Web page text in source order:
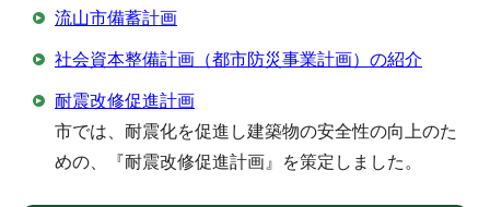
流山市備蓄計画
社会資本整備計画（都市防災事業計画）の紹介
耐震改修促進計画
市では、耐震化を促進し建築物の安全性の向上のた
めの、『耐震改修促進計画』を策定しました。